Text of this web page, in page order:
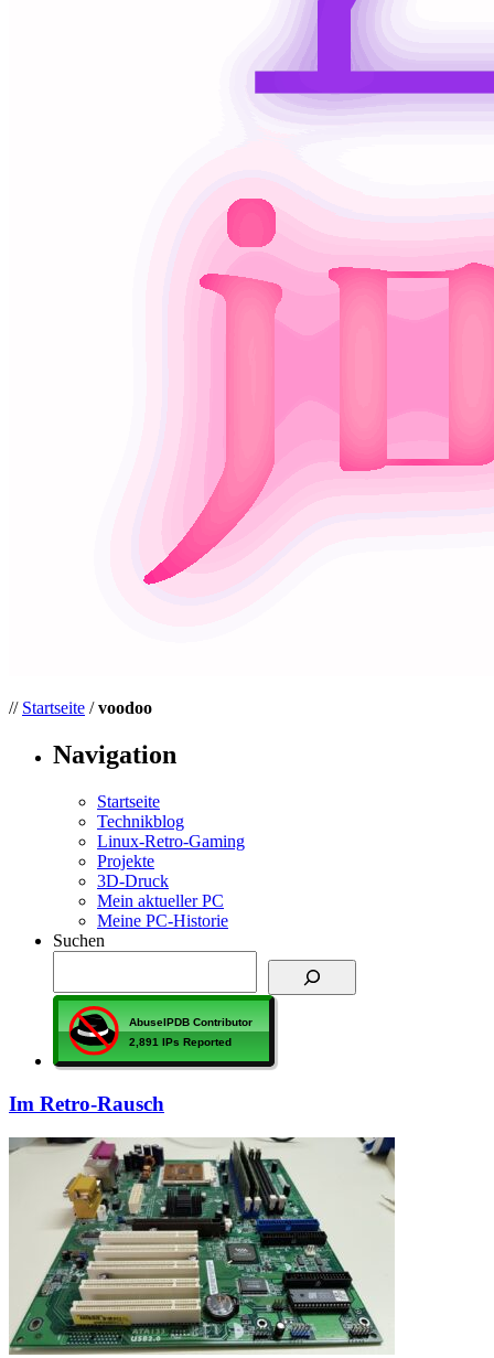
// Startseite /voodoo
Navigation
Startseite
Technikblog
Linux-Retro-Gaming
Projekte
3D-Druck
Mein aktueller PC
Meine PC-Historie
Suchen
Im Retro-Rausch